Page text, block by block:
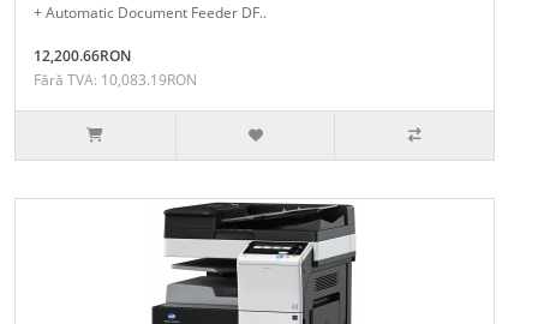
+ Automatic Document Feeder DF..
12,200.66RON
Fără TVA: 10,083.19RON